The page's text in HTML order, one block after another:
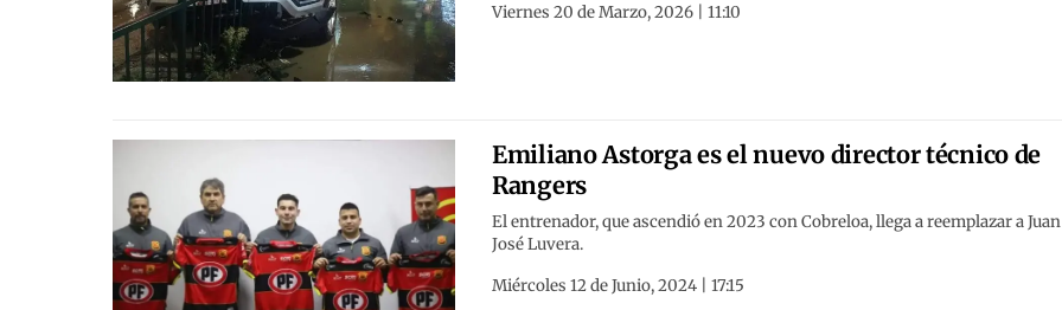
Viernes 20 de Marzo, 2026 | 11:10
Emiliano Astorga es el nuevo director técnico de
Rangers
El entrenador, que ascendió en 2023 con Cobreloa, llega a reemplazar a Juan
José Luvera.
Miércoles 12 de Junio, 2024 | 17:15